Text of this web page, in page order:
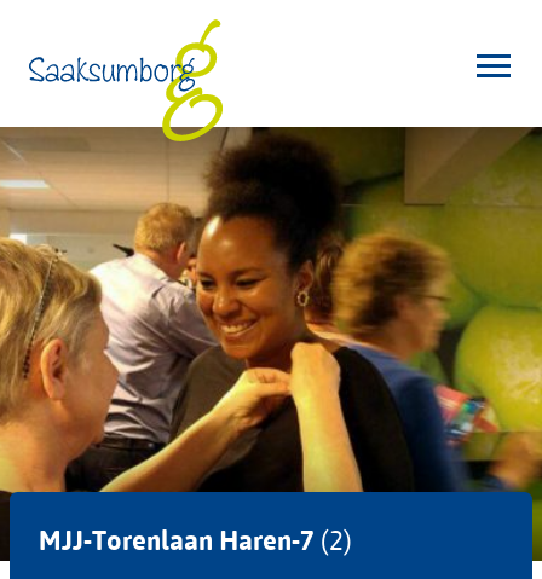
MJJ-Torenlaan Haren-7 (2)